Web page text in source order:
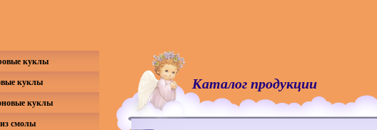
Каталог продукции
куклы
куклы
куклы
смолы